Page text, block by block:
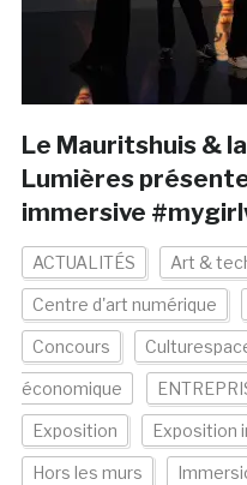
Le Mauritshuis &
Lumières
immersive
ACTUALITÉS Art &
Centre d'art numérique
Concours
économique
Exposition Exposition
Hors les murs